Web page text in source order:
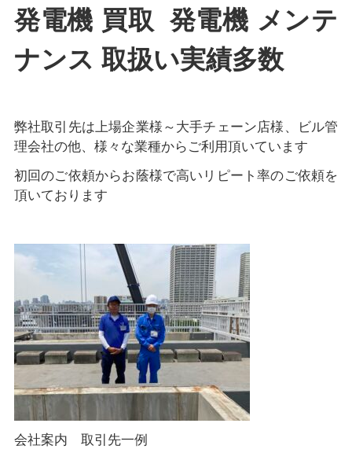
発電機 買取 発電機 メンテ
ナンス 取扱い実績多数
弊社取引先は上場企業様～大手チェーン店様、ビル管
理会社の他、様々な業種からご利用頂いています
初回のご依頼からお蔭様で高いリピート率のご依頼を
頂いております
会社案内 取引先一例